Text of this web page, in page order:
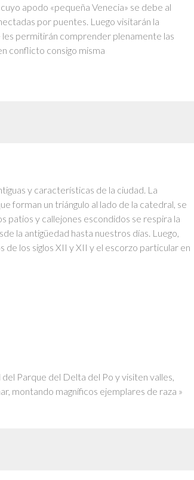
, cuyo apodo «pequeña Venecia» se debe al
por puentes. Luego visitarán la
permitirán comprender plenamente las
conflicto consigo misma
y características de la ciudad. La
forman un triángulo al lado de la catedral, se
patios y callejones escondidos se respira la
la antigüedad hasta nuestros días. Luego,
de los siglos XII y XII y el escorzo particular en
Parque del Delta del Po y visiten valles,
montando magníficos ejemplares de raza »